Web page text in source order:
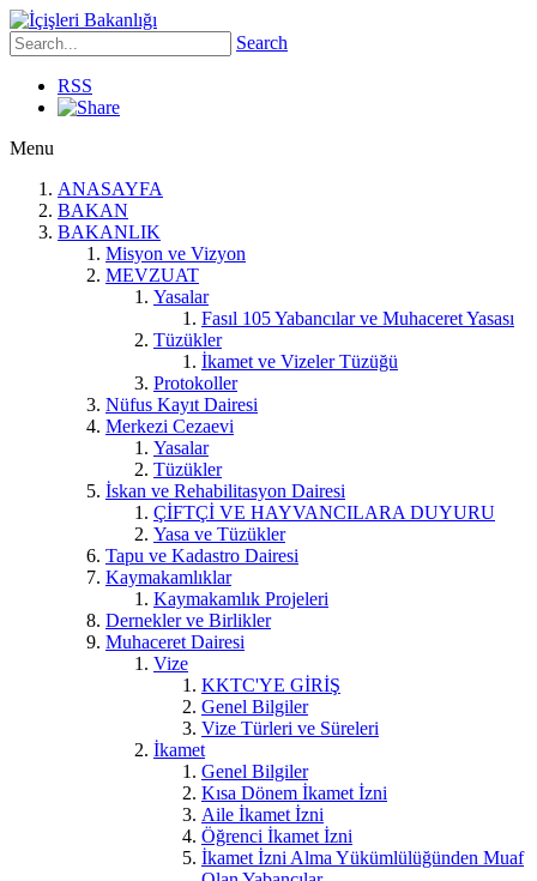
Search
RSS
Menu
ANASAYFA
BAKAN
BAKANLIK
Misyon ve Vizyon
MEVZUAT
Yasalar
Fasıl 105 Yabancılar ve Muhaceret Yasası
Tüzükler
İkamet ve Vizeler Tüzüğü
Protokoller
Nüfus Kayıt Dairesi
Merkezi Cezaevi
Yasalar
Tüzükler
İskan ve Rehabilitasyon Dairesi
ÇİFTÇİ VE HAYVANCILARA DUYURU
Yasa ve Tüzükler
Tapu ve Kadastro Dairesi
Kaymakamlıklar
Kaymakamlık Projeleri
Dernekler ve Birlikler
Muhaceret Dairesi
Vize
KKTC'YE GİRİŞ
Genel Bilgiler
Vize Türleri ve Süreleri
İkamet
Genel Bilgiler
Kısa Dönem İkamet İzni
Aile İkamet İzni
Öğrenci İkamet İzni
İkamet İzni Alma Yükümlülüğünden Muaf